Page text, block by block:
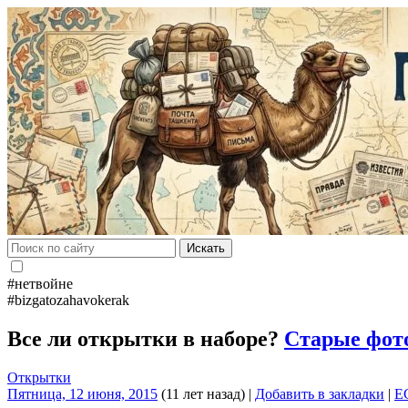
Искать
#нетвойне
#bizgatozahavokerak
Все ли открытки в наборе? Старые
Открытки
Пятница, 12 июня, 2015 (11 лет назад) | Добавить в закладки |